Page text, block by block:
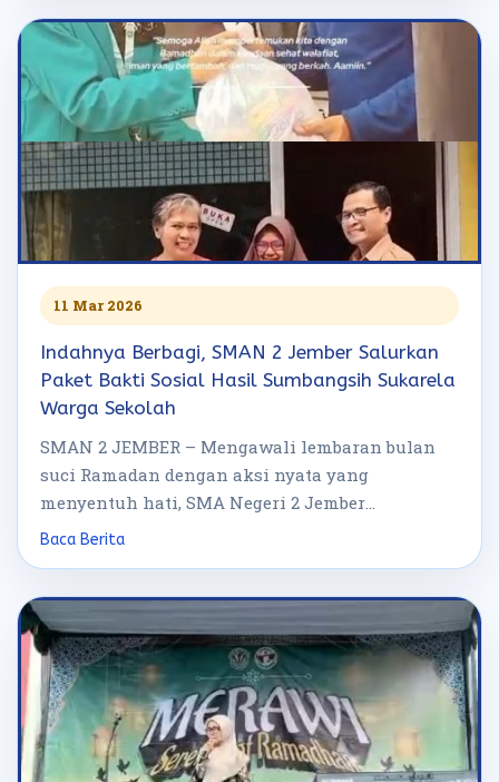
11 Mar 2026
Indahnya Berbagi, SMAN 2 Jember Salurkan
Paket Bakti Sosial Hasil Sumbangsih Sukarela
Warga Sekolah
SMAN 2 JEMBER – Mengawali lembaran bulan
suci Ramadan dengan aksi nyata yang
menyentuh hati, SMA Negeri 2 Jember
menggelar […]
Baca Berita